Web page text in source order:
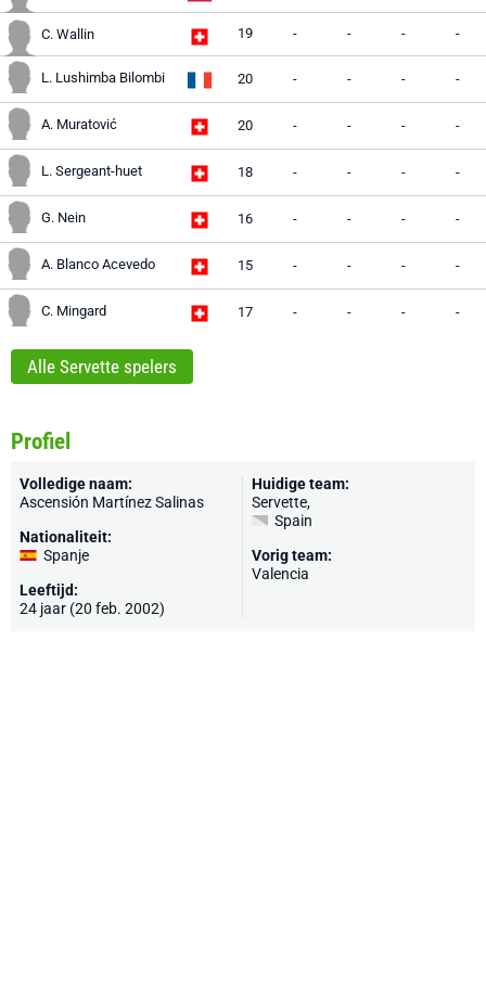
C. Wallin 19 - - - -
L. Lushimba Bilombi 20 - - - -
A. Muratović 20 - - - -
L. Sergeant-huet 18 - - - -
G. Nein 16 - - - -
A. Blanco Acevedo 15 - - - -
C. Mingard 17 - - - -
Alle Servette spelers
Profiel
Volledige naam:
Ascensión Martínez Salinas
Nationaliteit:
Spanje
Leeftijd:
24 jaar (20 feb. 2002)
Huidige team:
Servette,
Spain
Vorig team:
Valencia